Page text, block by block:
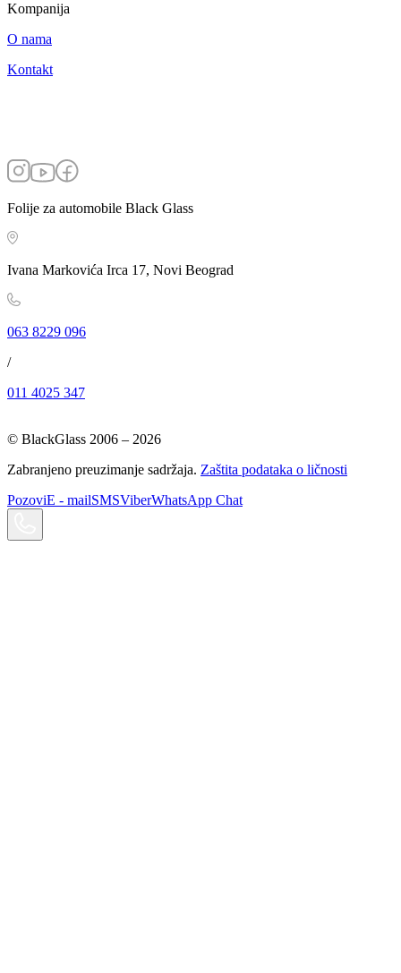
Kompanija
O nama
Kontakt
Folije za automobile Black Glass
Ivana Markovića Irca 17, Novi Beograd
063 8229 096
/
011 4025 347
© BlackGlass 2006 – 2026
Zabranjeno preuzimanje sadržaja. Zaštita podataka o ličnosti
PozoviE - mailSMSViberWhatsApp Chat